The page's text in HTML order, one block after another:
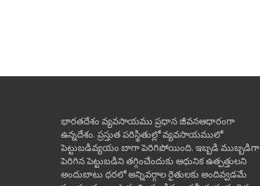
భారతదేశం వ్యవసాయము ప్రధాన జీవనఆధారంగా
ఉన్నదేశం. ప్రస్తుత పరిస్థితుల్లో వ్యవసాయములో
పెట్టుబడివ్యయం బాగా పెరిగిపోయింది. ఇబ్బడి ముబ్బడిగా
పెరిగిన పెట్టుబడిని తగ్గించేందుకు ఆధునిక ఉత్పత్తులని
అందుబాటు ధరలో అన్నివర్గాల రైతులకు అందివ్వడమే